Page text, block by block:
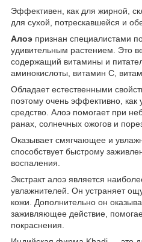
Эффективен, как для жирной,
для сухой, потрескавшейся и
Алоэ признан специалистами
удивительным растением. Это
содержащий витамины и
аминокислоты, витамин С,
Обладает естественными
поэтому очень эффективно,
средство. Алоэ помогает при
ранах, солнечных ожогов и
Оказывает смягчающее и
способствует быстрому
воспаления.
Экстракт алоэ является
увлажнителей. Он устраняет
кожи. Дополнительно он
заживляющее действие,
покраснения.